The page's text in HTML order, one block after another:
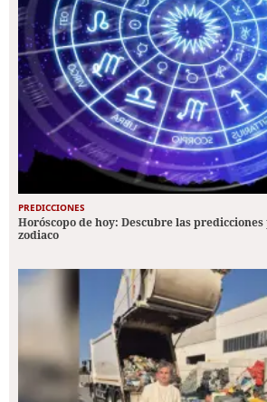
PREDICCIONES
Horóscopo de hoy: Descubre las
zodiaco